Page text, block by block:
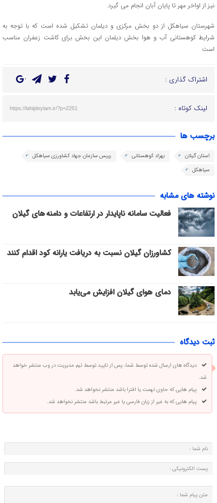
نیز از اواخر مهر تا پایان آبان انجام می گیرد.
شهرستان سیاهکل از دو بخش مرکزی و دیلمان تشکیل شده است که با توجه به
شرایط کوهستانی آب و هوا بخش دیلمان این بخش برای کاشت زعفران مناسب
است
اشتراک گذاری :
لینک کوتاه : https://lahijdeylam.ir/?p=2251
برچسب ها
استان گیلان بهزاد کوهستانی
رییس سازمان جهاد کشاورزی سیاهکل
سیاهکل
نوشته های مشابه
فعالیت سامانه ناپایدار در ارتفاعات و دامنه های گیلان
کشاورزان گیلان نسبت به دریافت یارانه کود اقدام کنند
دمای هوای گیلان افزایش می‌یابد
ثبت دیدگاه
دیدگاه های ارسال شده توسط شما، پس از تایید توسط تیم مدیریت در وب منتشر خواهد
شد.
پیام هایی که حاوی تهمت یا افترا باشد منتشر نخواهد شد.
پیام هایی که به غیر از زبان فارسی یا غیر مرتبط باشد منتشر نخواهد شد.